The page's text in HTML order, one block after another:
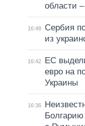
области
16:48
Сербия
из
16:42
ЕС
евро на
Украины
16:36
Болгарию